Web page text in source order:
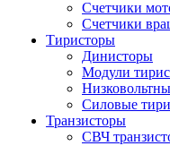
Счетчики
Счетчики
Тиристоры
Динисторы
Модули
Силовые
Транзисторы
СВЧ